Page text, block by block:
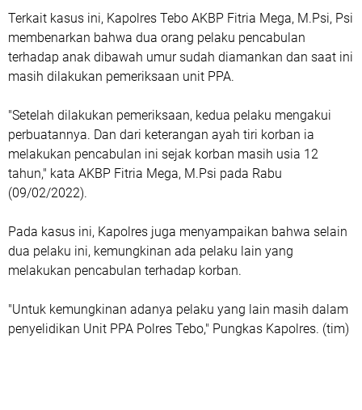
Terkait kasus ini, Kapolres Tebo AKBP Fitria Mega, M.Psi, Psi
membenarkan bahwa dua orang pelaku pencabulan
terhadap anak dibawah umur sudah diamankan dan saat ini
masih dilakukan pemeriksaan unit PPA.
"Setelah dilakukan pemeriksaan, kedua pelaku mengakui
perbuatannya. Dan dari keterangan ayah tiri korban ia
melakukan pencabulan ini sejak korban masih usia 12
tahun," kata AKBP Fitria Mega, M.Psi pada Rabu
(09/02/2022).
Pada kasus ini, Kapolres juga menyampaikan bahwa selain
dua pelaku ini, kemungkinan ada pelaku lain yang
melakukan pencabulan terhadap korban.
"Untuk kemungkinan adanya pelaku yang lain masih dalam
penyelidikan Unit PPA Polres Tebo," Pungkas Kapolres. (tim)